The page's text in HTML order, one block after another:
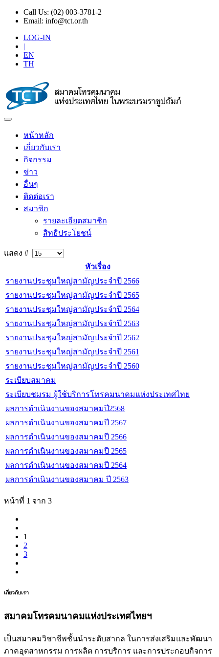
Call Us: (02) 003-3781-2
Email: info@tct.or.th
LOG-IN
|
EN
TH
หน้าหลัก
เกี่ยวกับเรา
กิจกรรม
ข่าว
อื่นๆ
ติดต่อเรา
สมาชิก
รายละเอียดสมาชิก
สิทธิประโยชน์
แสดง #
หัวเรื่อง
รายงานประชุมใหญ่สามัญประจำปี 2566
รายงานประชุมใหญ่สามัญประจำปี 2565
รายงานประชุมใหญ่สามัญประจำปี 2564
รายงานประชุมใหญ่สามัญประจำปี 2563
รายงานประชุมใหญ่สามัญประจำปี 2562
รายงานประชุมใหญ่สามัญประจำปี 2561
รายงานประชุมใหญ่สามัญประจำปี 2560
ระเบียบสมาคม
ระเบียบชมรม ผู้ใช้บริการโทรคมนาคมแห่งประเทศไทย
ผลการดำเนินงานของสมาคมปี2568
ผลการดำเนินงานของสมาคมปี 2567
ผลการดำเนินงานของสมาคมปี 2566
ผลการดำเนินงานของสมาคมปี 2565
ผลการดำเนินงานของสมาคมปี 2564
ผลการดำเนินงานของสมาคม ปี 2563
หน้าที่ 1 จาก 3
1
2
3
เกี่ยวกับเรา
สมาคมโทรคมนาคมแห่งประเทศไทยฯ
เป็นสมาคมวิชาชีพชั้นนำระดับสากล ในการส่งเสริมและพัฒนา
ภาคอุตสาหกรรม การผลิต การบริการ และการประกอบกิจการ